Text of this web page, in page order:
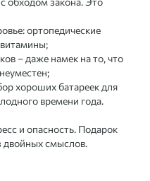
ортопедические
– даже намек на то, что
хороших батареек для
времени года.
и опасность. Подарок
двойных смыслов.